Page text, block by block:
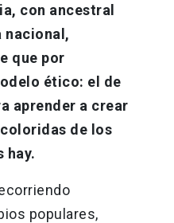
con ancestral
nacional,
que por
ético: el de
aprender a crear
de los
hay.
populares,